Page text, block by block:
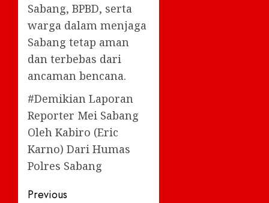
Sabang, BPBD, serta
warga dalam menjaga
Sabang tetap aman
dan terbebas dari
ancaman bencana.
#Demikian Laporan
Reporter Mei Sabang
Oleh Kabiro (Eric
Karno) Dari Humas
Polres Sabang
Post
Previous